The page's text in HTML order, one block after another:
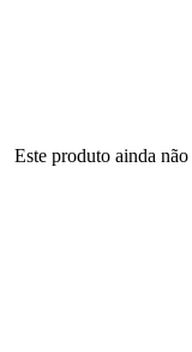
Este produto ainda